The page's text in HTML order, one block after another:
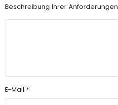
Beschreibung Ihrer Anforderungen
E-Mail *